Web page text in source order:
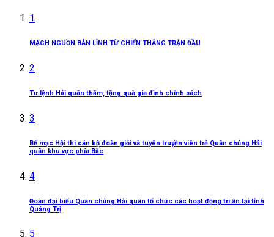
1
MẠCH NGUỒN BẢN LĨNH TỪ CHIẾN THẮNG TRẬN ĐẦU
2
Tư lệnh Hải quân thăm, tặng quà gia đình chính sách
3
Bế mạc Hội thi cán bộ đoàn giỏi và tuyên truyền viên trẻ Quân chủng Hải
quân khu vực phía Bắc
4
Đoàn đại biểu Quân chủng Hải quân tổ chức các hoạt động tri ân tại tỉnh
Quảng Trị
5